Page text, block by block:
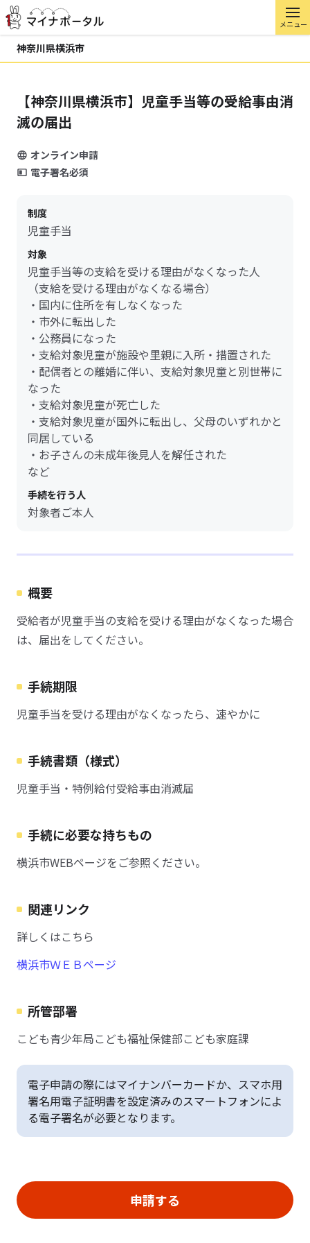
メニュー
神奈川県横浜市
【神奈川県横浜市】児童手当等の受給事由消
滅の届出
オンライン申請
電子署名必須
制度
児童手当
対象
児童手当等の支給を受ける理由がなくなった人
（支給を受ける理由がなくなる場合）
・国内に住所を有しなくなった
・市外に転出した
・公務員になった
・支給対象児童が施設や里親に入所・措置された
・配偶者との離婚に伴い、支給対象児童と別世帯に
なった
・支給対象児童が死亡した
・支給対象児童が国外に転出し、父母のいずれかと
同居している
・お子さんの未成年後見人を解任された
など
手続を行う人
対象者ご本人
概要
受給者が児童手当の支給を受ける理由がなくなった場合
は、届出をしてください。
手続期限
児童手当を受ける理由がなくなったら、速やかに
手続書類（様式）
児童手当・特例給付受給事由消滅届
手続に必要な持ちもの
横浜市WEBページをご参照ください。
関連リンク
詳しくはこちら
横浜市ＷＥＢページ
所管部署
こども青少年局こども福祉保健部こども家庭課
電子申請の際にはマイナンバーカードか、スマホ用
署名用電子証明書を設定済みのスマートフォンによ
る電子署名が必要となります。